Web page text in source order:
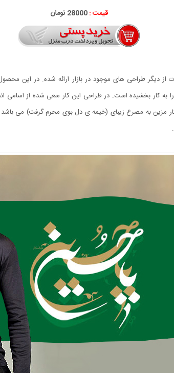
قیمت :28000 تومان
دیگر طراحی های موجود در بازار ارائه شده. در این
به کار بخشیده است. در طراحی این کار سعی شده از اسامی